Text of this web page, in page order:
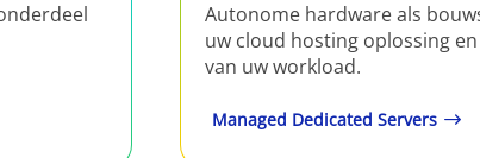
Autonome hardware als
uw cloud hosting oplossing
van uw workload.
Managed Dedicated Servers